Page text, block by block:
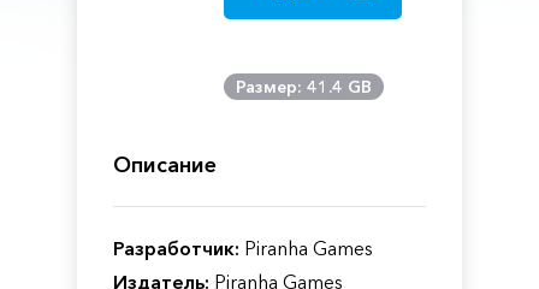
Размер: 41.4 GB
Описание
Разработчик: Piranha Games
Издатель: Piranha Games